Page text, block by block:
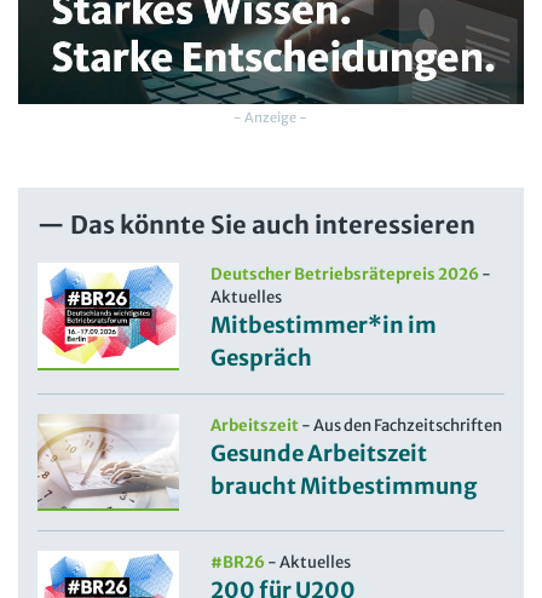
- Anzeige -
Das könnte Sie auch interessieren
Deutscher Betriebsrätepreis 2026-
Aktuelles
Mitbestimmer*in im
Gespräch
Arbeitszeit-Aus den Fachzeitschriften
Gesunde Arbeitszeit
braucht Mitbestimmung
#BR26-Aktuelles
200 für U200